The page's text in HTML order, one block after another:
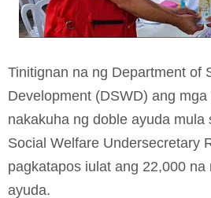
Tinitignan na ng Department of
Development (DSWD) ang
nakakuha ng doble ayuda mula
Social Welfare Undersecretary
pagkatapos iulat ang 22,000
ayuda.